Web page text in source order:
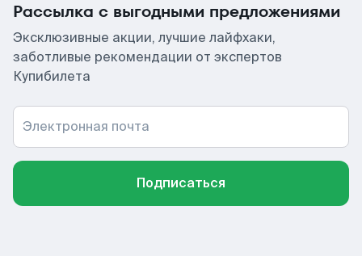
Рассылка с выгодными предложениями
Эксклюзивные акции, лучшие лайфхаки,
заботливые рекомендации от экспертов
Купибилета
Электронная почта
Подписаться